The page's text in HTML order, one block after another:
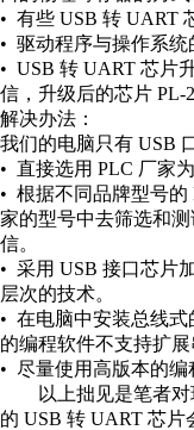
• 有些 USB 转 UART
• 驱动程序与操作系
• USB 转 UART 芯片
信，升级后的芯片 PL-
解决办法：
我们的电脑只有 USB
• 直接选用 PLC 厂家
• 根据不同品牌型号的
家的型号中去筛选和
信。
• 采用 USB 接口芯片
层次的技术。
• 在电脑中安装总线式
的编程软件不支持扩展
• 尽量使用高版本的编
以上拙见是笔者对现
的 USB 转 UART 芯片